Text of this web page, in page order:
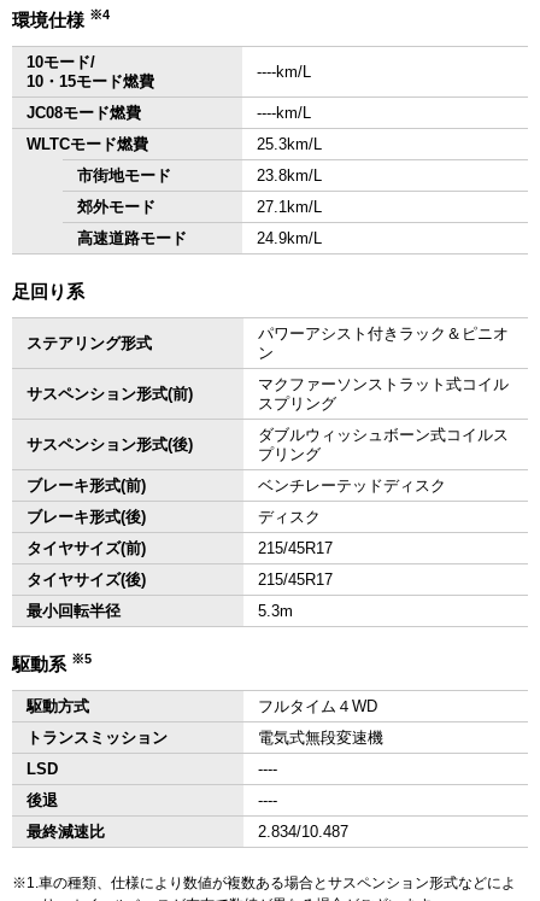
環境仕様 ※4
10モード/
10・15モード燃費
‐‐‐‐km/L
JC08モード燃費
‐‐‐‐km/L
WLTCモード燃費
25.3km/L
市街地モード
23.8km/L
郊外モード
27.1km/L
高速道路モード
24.9km/L
足回り系
ステアリング形式
パワーアシスト付きラック＆ピニオ
ン
サスペンション形式(前)
マクファーソンストラット式コイル
スプリング
サスペンション形式(後)
ダブルウィッシュボーン式コイルス
プリング
ブレーキ形式(前)
ベンチレーテッドディスク
ブレーキ形式(後)
ディスク
タイヤサイズ(前)
215/45R17
タイヤサイズ(後)
215/45R17
最小回転半径
5.3m
駆動系 ※5
駆動方式
フルタイム４WD
トランスミッション
電気式無段変速機
LSD
‐‐‐‐
後退
‐‐‐‐
最終減速比
2.834/10.487
1.車の種類、仕様により数値が複数ある場合とサスペンション形式などによ